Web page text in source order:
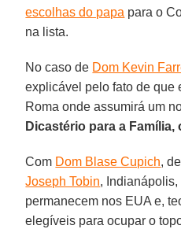
escolhas do papa para o
na lista.
No caso de Dom Kevin
explicável pelo fato de que
Roma onde assumirá um
Dicastério para a Família,
Com Dom Blase Cupich,
Joseph Tobin,
permanecem nos EUA e,
elegíveis para ocupar o